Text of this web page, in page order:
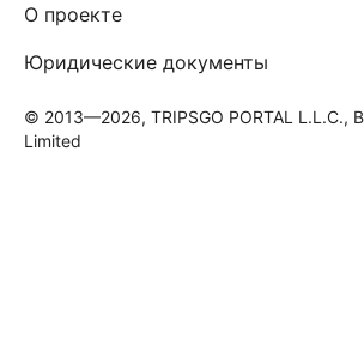
О проекте
Юридические документы
© 2013—2026, TRIPSGO PORTAL L.L.C.,
Limited